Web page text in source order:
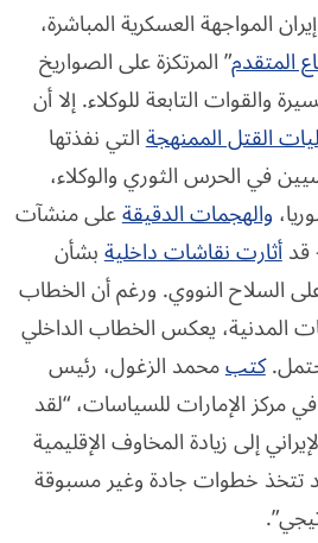
المواجهة العسكرية المباشرة،
المتقدم” المرتكزة على الصواريخ
والقوات التابعة للوكلاء. إلا أن
القتل الممنهجةالتي نفذتها
في الحرس الثوري والوكلاء،
والهجمات الدقيقةعلى منشآت
قدأثارت نقاشات داخليةبشأن
السلاح النووي. ورغم أن الخطاب
المدنية، يعكس الخطاب الداخلي
كتبمحمد الزغول، رئيس
مركز الإمارات للسياسات، “لقد
إلى زيادة المخاوف الإقليمية
تتخذ خطوات جادة وغير مسبوقة